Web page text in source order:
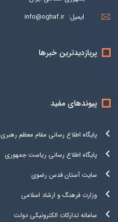
ایمیل: info@oghaf.ir
پربازدیدترین خبرها
پیوندهای مفید
پایگاه اطلاع رسانی مقام معظم رهبری
پایگاه اطلاع رسانی ریاست جمهوری
سایت آستان قدس رضوی
وزارت فرهنگ و ارشاد اسلامی
سامانه تدارکات الکترونیکی دولت